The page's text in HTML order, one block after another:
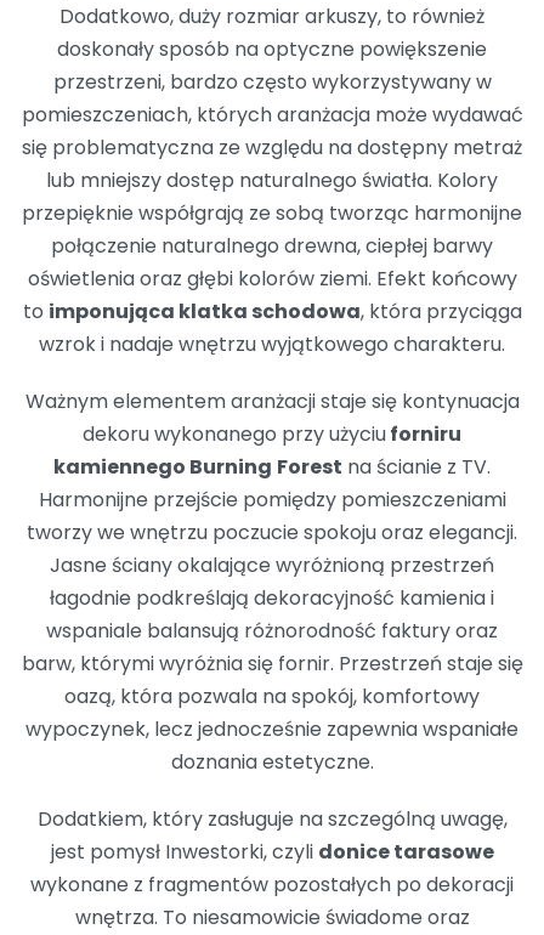
Dodatkowo, duży rozmiar arkuszy, to również
doskonały sposób na optyczne powiększenie
przestrzeni, bardzo często wykorzystywany w
pomieszczeniach, których aranżacja może wydawać
się problematyczna ze względu na dostępny metraż
lub mniejszy dostęp naturalnego światła. Kolory
przepięknie współgrają ze sobą tworząc harmonijne
połączenie naturalnego drewna, ciepłej barwy
oświetlenia oraz głębi kolorów ziemi. Efekt końcowy
to imponująca klatka schodowa, która przyciąga
wzrok i nadaje wnętrzu wyjątkowego charakteru.
Ważnym elementem aranżacji staje się kontynuacja
dekoru wykonanego przy użyciuforniru
kamiennego Burning Forest na ścianie z TV.
Harmonijne przejście pomiędzy pomieszczeniami
tworzy we wnętrzu poczucie spokoju oraz elegancji.
Jasne ściany okalające wyróżnioną przestrzeń
łagodnie podkreślają dekoracyjność kamienia i
wspaniale balansują różnorodność faktury oraz
barw, którymi wyróżnia się fornir. Przestrzeń staje się
oazą, która pozwala na spokój, komfortowy
wypoczynek, lecz jednocześnie zapewnia wspaniałe
doznania estetyczne.
Dodatkiem, który zasługuje na szczególną uwagę,
jest pomysł Inwestorki, czyli donice tarasowe
wykonane z fragmentów pozostałych po dekoracji
wnętrza. To niesamowicie świadome oraz